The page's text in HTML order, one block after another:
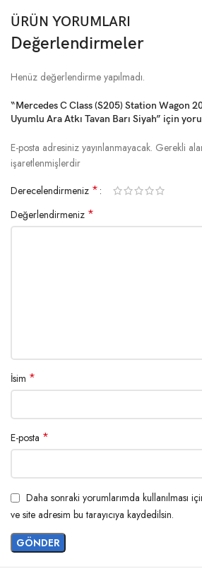
ÜRÜN YORUMLARI
Değerlendirmeler
Henüz değerlendirme yapılmadı.
“Mercedes C Class (S205) Station Wagon
Uyumlu Ara Atkı Tavan Barı Siyah” için
E-posta adresiniz yayınlanmayacak. Gerekli
işaretlenmişlerdir
Derecelendirmeniz *
Değerlendirmeniz *
İsim *
E-posta *
Daha sonraki yorumlarımda kullanılması
ve site adresim bu tarayıcıya kaydedilsin.